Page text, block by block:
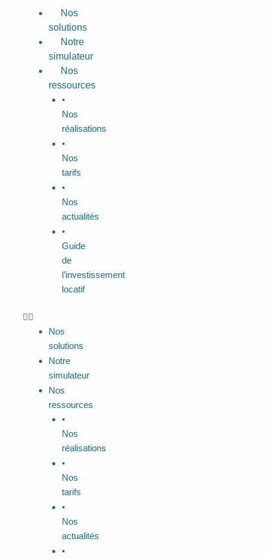
Nos
solutions
Notre
simulateur
Nos
ressources
•
Nos
réalisations
•
Nos
tarifs
•
Nos
actualités
•
Guide
de
l’investissement
locatif
Menu
Nos
solutions
Notre
simulateur
Nos
ressources
•
Nos
réalisations
•
Nos
tarifs
•
Nos
actualités
•